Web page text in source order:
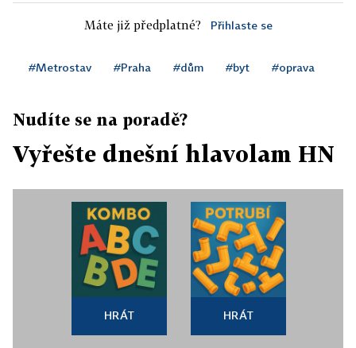
Máte již předplatné? Přihlaste se
#Metrostav #Praha #dům #byt #oprava
Nudíte se na poradě?
Vyřešte dnešní hlavolam HN
HRÁT HRÁT